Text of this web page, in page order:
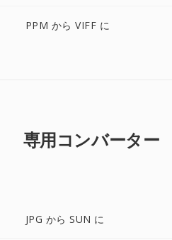
PPM から VIFF に
専用コンバーター
JPG から SUN に